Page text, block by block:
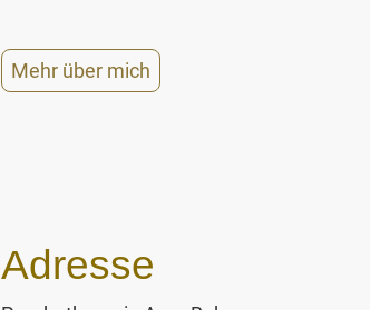
Mehr über mich
Adresse